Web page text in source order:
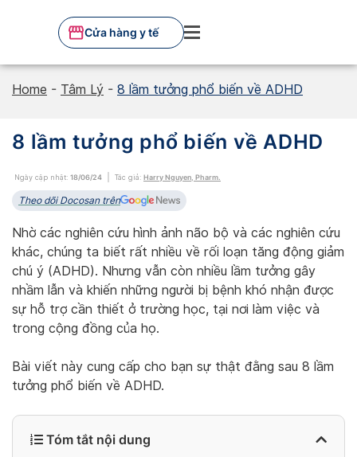
Cửa hàng y tế
Home - Tâm Lý - 8 lầm tưởng phổ biến về ADHD
8 lầm tưởng phổ biến về ADHD
Ngày cập nhật: 18/06/24 Tác giả: Harry Nguyen, Pharm.
Theo dõi Docosan trên
Nhờ các nghiên cứu hình ảnh não bộ và các nghiên cứu
khác, chúng ta biết rất nhiều về rối loạn tăng động giảm
chú ý (ADHD). Nhưng vẫn còn nhiều lầm tưởng gây
nhầm lẫn và khiến những người bị bệnh khó nhận được
sự hỗ trợ cần thiết ở trường học, tại nơi làm việc và
trong cộng đồng của họ.
Bài viết này cung cấp cho bạn sự thật đằng sau 8 lầm
tưởng phổ biến về ADHD.
Tóm tắt nội dung